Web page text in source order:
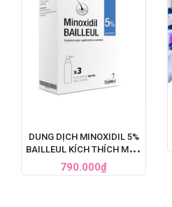
DUNG DỊCH MINOXIDIL 5%
BAILLEUL KÍCH THÍCH MỌC
TÓC, TRỊ HÓI ĐẦU NẶNG
CHO NAM - SET 3 LỌ X
790.000₫